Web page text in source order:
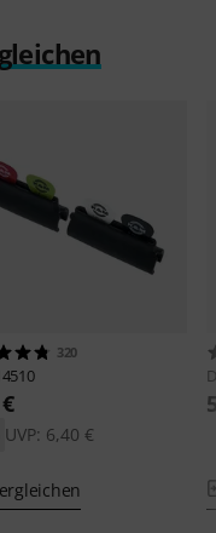
320
UVP: 6,40 €